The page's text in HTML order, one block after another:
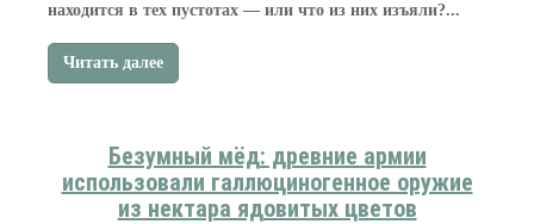
находится в тех пустотах — или что из них изъяли?...
Читать далее
Безумный мёд: древние армии
использовали галлюциногенное оружие
из нектара ядовитых цветов